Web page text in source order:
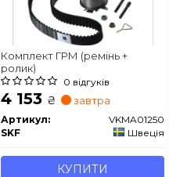
Комплект ГРМ (ремінь +
ролик)
0 відгуків
4 153 ₴ завтра
Артикул:
VKMA01250
SKF
Швеція
КУПИТИ